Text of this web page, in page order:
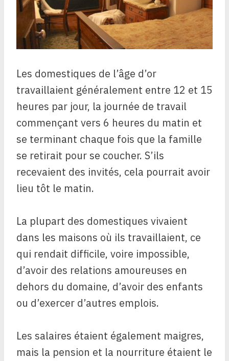
Les domestiques de l’âge d’or
travaillaient généralement entre 12 et 15
heures par jour, la journée de travail
commençant vers 6 heures du matin et
se terminant chaque fois que la famille
se retirait pour se coucher. S’ils
recevaient des invités, cela pourrait avoir
lieu tôt le matin.
La plupart des domestiques vivaient
dans les maisons où ils travaillaient, ce
qui rendait difficile, voire impossible,
d’avoir des relations amoureuses en
dehors du domaine, d’avoir des enfants
ou d’exercer d’autres emplois.
Les salaires étaient également maigres,
mais la pension et la nourriture étaient le